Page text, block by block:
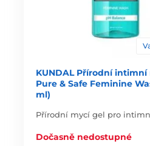
KUNDAL Přírodní intimní
Pure & Safe Feminine
ml)
Přírodní mycí gel pro
Dočasně nedostupné